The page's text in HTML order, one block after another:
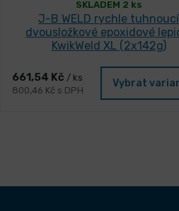
SKLADEM 2 ks
J-B WELD rychle tuhnoucí
dvousložkové epoxidové
KwikWeld XL (2x142g)
661,54 Kč / ks
800,46 Kč s DPH
Vybrat